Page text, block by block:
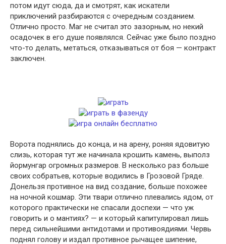
потом идут сюда, да и смотрят, как искатели
приключений разбираются с очередным созданием.
Отлично просто. Маг не считал это зазорным, но некий
осадочек в его душе появлялся. Сейчас уже было поздно
что-то делать, метаться, отказываться от боя — контракт
заключен.
Ворота поднялись до конца, и на арену, роняя ядовитую
слизь, которая тут же начинала крошить камень, выполз
йормунгар огромных размеров. В несколько раз больше
своих собратьев, которые водились в Грозовой Гряде.
Донельзя противное на вид создание, больше похожее
на ночной кошмар. Эти твари отлично плевались ядом, от
которого практически не спасали доспехи — что уж
говорить и о мантиях? — и который капитулировал лишь
перед сильнейшими антидотами и противоядиями. Червь
поднял голову и издал противное рычащее шипение,